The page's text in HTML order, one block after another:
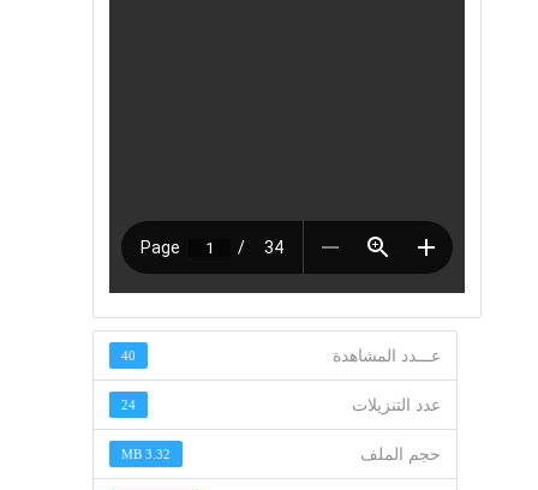
عـــدد المشاهدة 40
عدد التنزيلات 24
حجم الملف 3.32 MB